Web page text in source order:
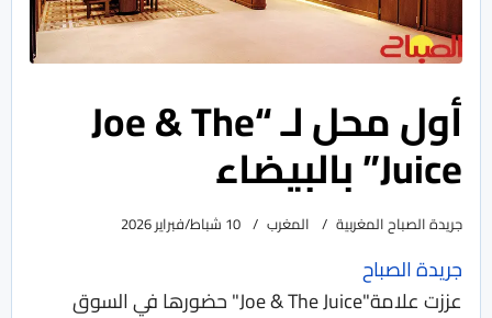
أول محل لـ “Joe & The
Juice” بالبيضاء
جريدة الصباح المغربية المغرب 10 شباط/فبراير 2026
جريدة الصباح